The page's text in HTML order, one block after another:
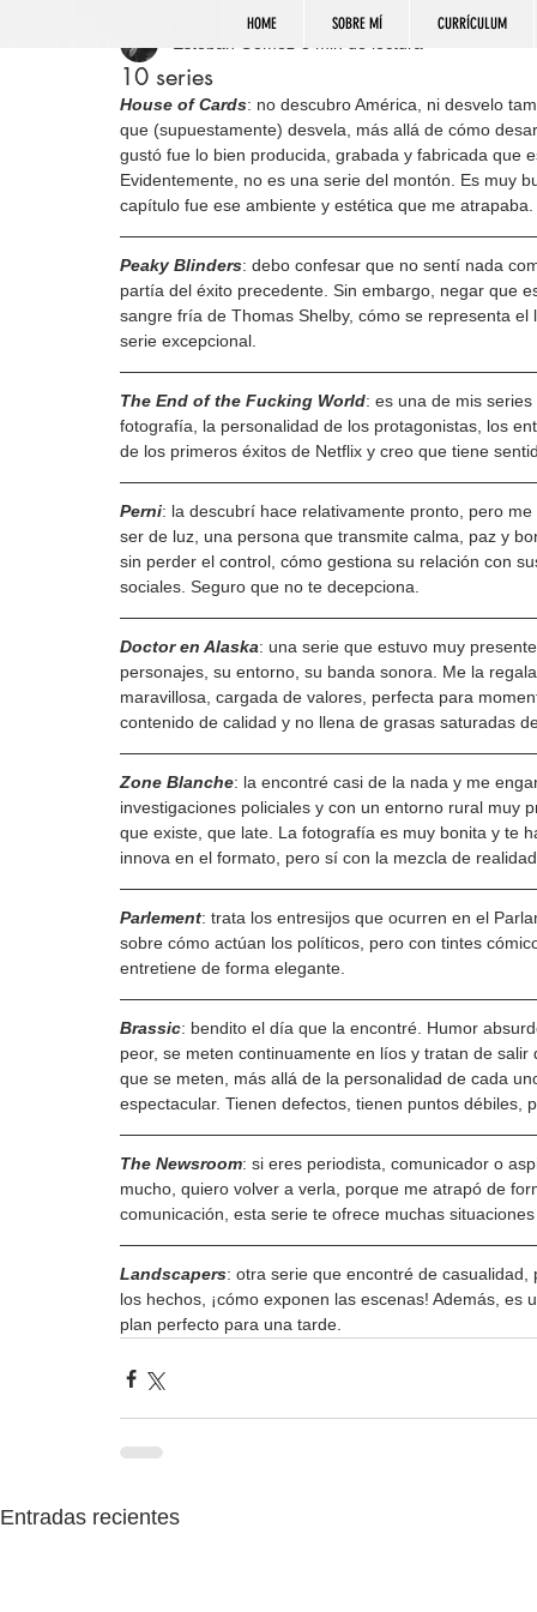
10 series
House of Cards: no descubro América, ni desvelo
que (supuestamente) desvela, más allá de cómo
gustó fue lo bien producida, grabada y fabricada que
Evidentemente, no es una serie del montón. Es muy
capítulo fue ese ambiente y estética que me atrapaba.
Peaky Blinders: debo confesar que no sentí nada
partía del éxito precedente. Sin embargo, negar que
sangre fría de Thomas Shelby, cómo se representa
serie excepcional.
The End of the Fucking World: es una de mis
fotografía, la personalidad de los protagonistas, los
de los primeros éxitos de Netflix y creo que tiene
Perni: la descubrí hace relativamente pronto, pero
ser de luz, una persona que transmite calma, paz y
sin perder el control, cómo gestiona su relación con
sociales. Seguro que no te decepciona.
Doctor en Alaska: una serie que estuvo muy
personajes, su entorno, su banda sonora. Me la
maravillosa, cargada de valores, perfecta para
contenido de calidad y no llena de grasas saturadas
Zone Blanche: la encontré casi de la nada y me
investigaciones policiales y con un entorno rural muy
que existe, que late. La fotografía es muy bonita y te
innova en el formato, pero sí con la mezcla de
Parlement: trata los entresijos que ocurren en el
sobre cómo actúan los políticos, pero con tintes
entretiene de forma elegante.
Brassic: bendito el día que la encontré. Humor
peor, se meten continuamente en líos y tratan de
que se meten, más allá de la personalidad de cada
espectacular. Tienen defectos, tienen puntos débiles,
The Newsroom: si eres periodista, comunicador o
mucho, quiero volver a verla, porque me atrapó de
comunicación, esta serie te ofrece muchas
Landscapers: otra serie que encontré de
los hechos, ¡cómo exponen las escenas! Además,
plan perfecto para una tarde.
Entradas recientes
HOME SOBRE MÍ CURRÍCULUM